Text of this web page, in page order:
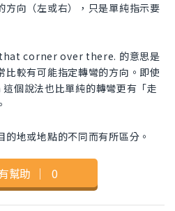
方向（左或右），只是單純指示要
corner over there. 的意思是
比較有可能指定轉彎的方向。即使
個說法也比單純的轉彎更有「走
地或地點的不同而有所區分。
幫助 ｜ 0